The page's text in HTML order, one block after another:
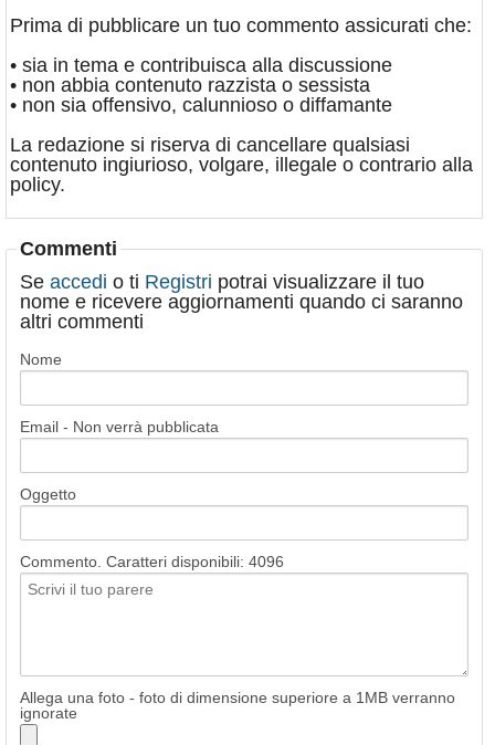
Prima di pubblicare un tuo commento assicurati che:
• sia in tema e contribuisca alla discussione
• non abbia contenuto razzista o sessista
• non sia offensivo, calunnioso o diffamante
La redazione si riserva di cancellare qualsiasi
contenuto ingiurioso, volgare, illegale o contrario alla
policy.
Commenti
Se accedi o ti Registri potrai visualizzare il tuo
nome e ricevere aggiornamenti quando ci saranno
altri commenti
Nome
Email - Non verrà pubblicata
Oggetto
Commento. Caratteri disponibili: 4096
Allega una foto - foto di dimensione superiore a 1MB verranno
ignorate